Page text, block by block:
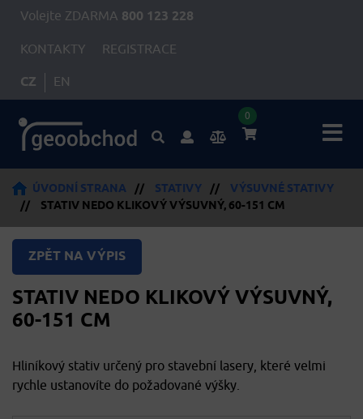
Volejte ZDARMA 800 123 228
KONTAKTY REGISTRACE
CZ EN
0
ÚVODNÍ STRANA // STATIVY //
VÝSUVNÉ STATIVY
//
STATIV NEDO KLIKOVÝ VÝSUVNÝ, 60-151 CM
ZPĚT NA VÝPIS
STATIV NEDO KLIKOVÝ VÝSUVNÝ,
60-151 CM
Hliníkový stativ určený pro stavební lasery, které velmi
rychle ustanovíte do požadované výšky.